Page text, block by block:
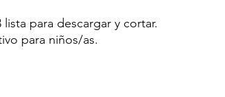
lista para descargar y cortar.
para niños/as.